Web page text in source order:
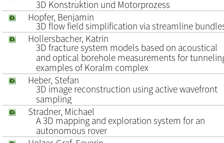
3D Konstruktion und Motorprozess
Hopfer, Benjamin
3D flow field simplification via streamline
Hollersbacher, Katrin
3D fracture system models based on acoustical
and optical borehole measurements for
examples of Koralm complex
Heber, Stefan
3D image reconstruction using active wavefront
sampling
Stradner, Michael
A 3D mapping and exploration system for an
autonomous rover